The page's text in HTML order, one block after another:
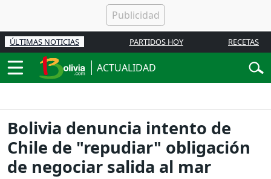
ÚLTIMAS NOTICIAS PARTIDOS HOY RECETAS
ACTUALIDAD
Bolivia denuncia intento de
Chile de "repudiar" obligación
de negociar salida al mar